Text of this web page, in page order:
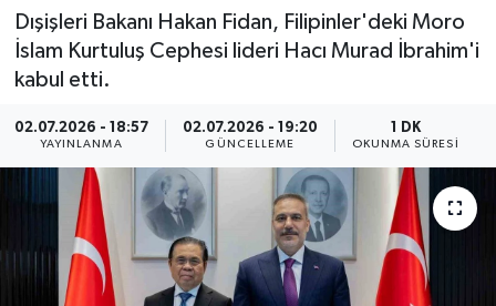
Dışişleri Bakanı Hakan Fidan, Filipinler'deki Moro
İslam Kurtuluş Cephesi lideri Hacı Murad İbrahim'i
kabul etti.
02.07.2026 - 18:57
YAYINLANMA
02.07.2026 - 19:20
GÜNCELLEME
1 DK
OKUNMA SÜRESI
Advertising news
ÇEVRE
Dış Haberler
Dünya
Haber Arşivi